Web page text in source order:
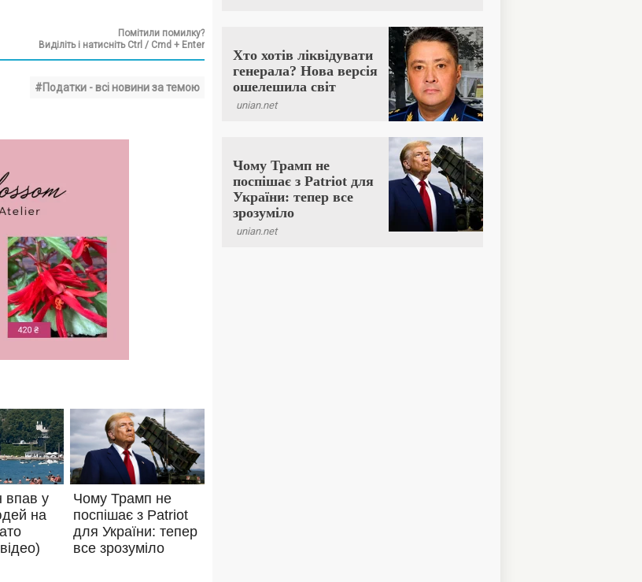
Помітили помилку?
Виділіть і натисніть Ctrl / Cmd + Enter
#Податки - всі новини за темою